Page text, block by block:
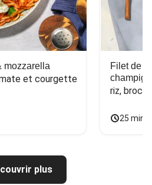
mozzarella
et courgette
Filet de
riz,
25
plus